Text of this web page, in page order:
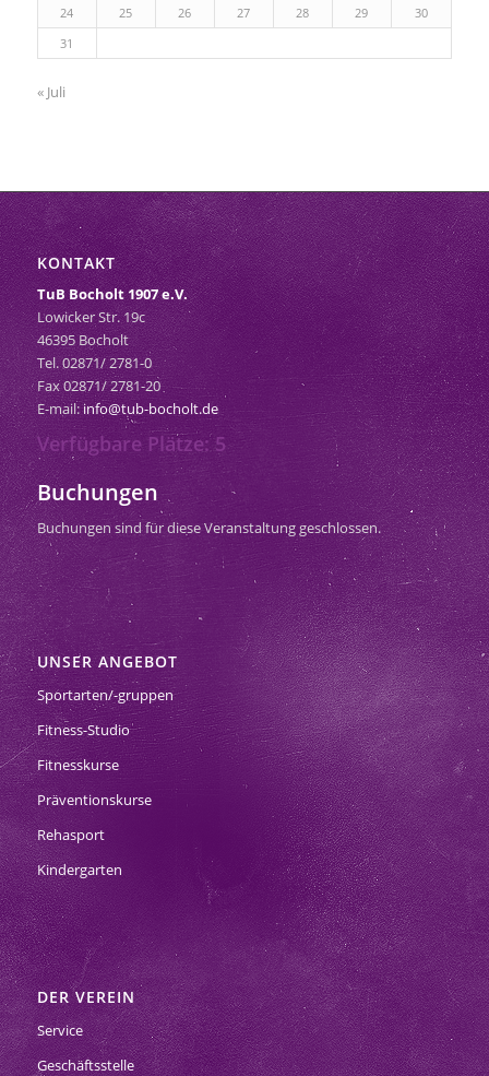
24
25 26 27 28 29
30
31
« Juli
KONTAKT
TuB Bocholt 1907 e.V.
Lowicker Str. 19c
46395 Bocholt
Tel. 02871/ 2781-0
Fax 02871/ 2781-20
E-mail:info@tub-bocholt.de
Verfügbare Plätze: 5
Buchungen
Buchungen sind für diese Veranstaltung geschlossen.
UNSER ANGEBOT
Sportarten/-gruppen
Fitness-Studio
Fitnesskurse
Präventionskurse
Rehasport
Kindergarten
DER VEREIN
Service
Geschäftsstelle